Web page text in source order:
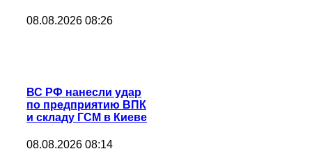
08.08.2026 08:26
ВС РФ нанесли удар
по предприятию ВПК
и складу ГСМ в Киеве
08.08.2026 08:14